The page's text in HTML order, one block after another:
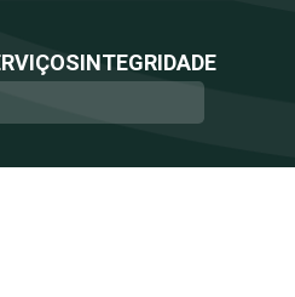
INTEGRIDADE